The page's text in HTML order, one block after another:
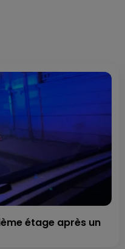
étage après un